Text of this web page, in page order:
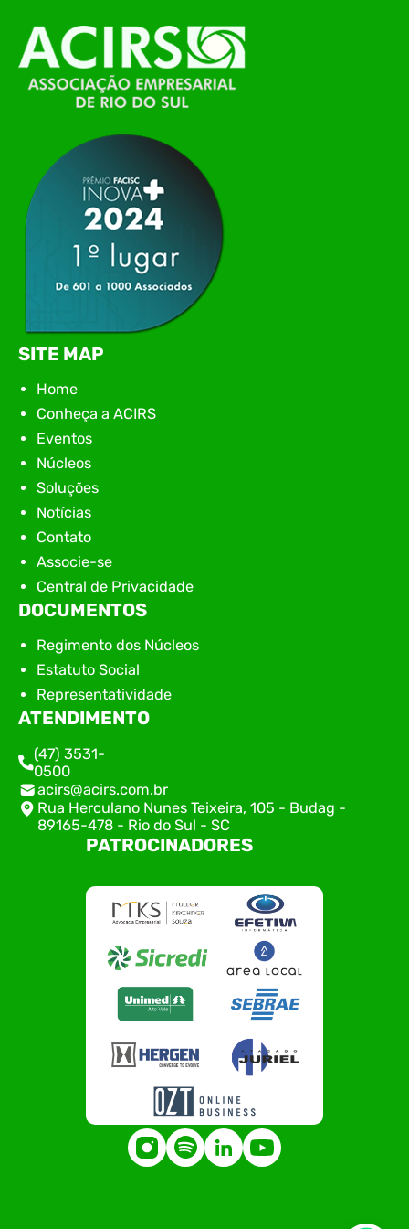
O Polo ACATE-ACIRS, por meio do NIAVI – Núcleo
de Tecnologia da Informação do Alto Vale do
Itajaí, realizou, no dia 21 de julho, o evento
Conexão Tech NIAVI, reunindo empresas de
tecnologia da região para uma noite de
apresentação de novas iniciativas para o setor. O
encontro aconteceu em Rio…
SITE MAP
Home
Conheça a ACIRS
Eventos
Núcleos
Soluções
Notícias
Contato
Associe-se
Central de Privacidade
DOCUMENTOS
Regimento dos Núcleos
Estatuto Social
Representatividade
ATENDIMENTO
(47) 3531-
0500
acirs@acirs.com.br
Rua Herculano Nunes Teixeira, 105 - Budag -
89165-478 - Rio do Sul - SC
PATROCINADORES